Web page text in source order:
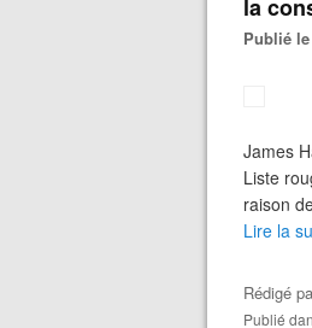
la
Publié
James
Liste
raison
Lire la
Rédigé
Publié